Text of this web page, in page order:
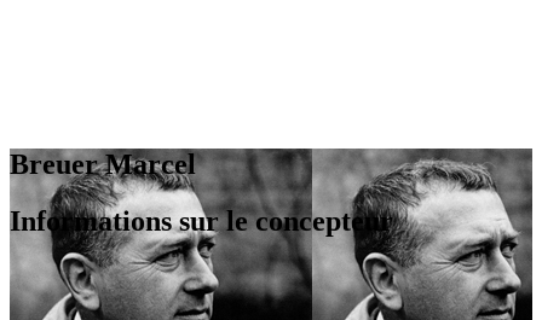
Breuer Marcel
Informations sur le concepteur